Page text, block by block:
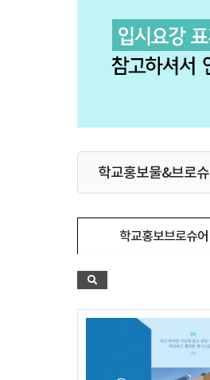
학교홍보물&브로
학교홍보브로슈어